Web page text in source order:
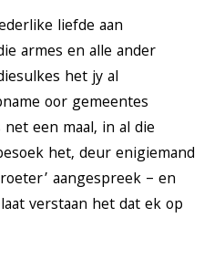
liefde aan
armes en alle ander
het jy al
oor gemeentes
een maal, in al die
het, deur enigiemand
aangespreek – en
verstaan het dat ek op